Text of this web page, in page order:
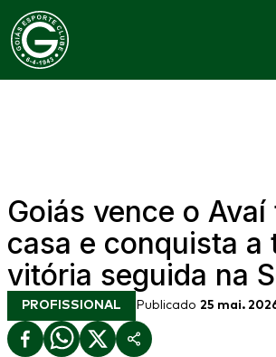
Goiás vence o
casa e conquista a
vitória seguida na
PROFISSIONAL Publicado 25 mai.